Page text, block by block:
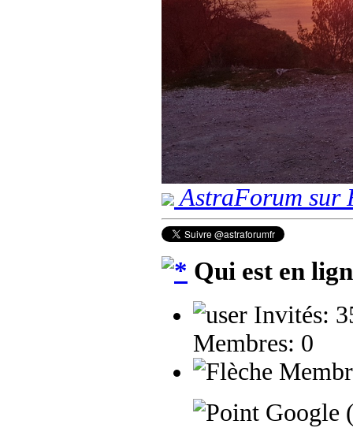
AstraForum sur
Qui est en
Invités:
Membres: 0
Google